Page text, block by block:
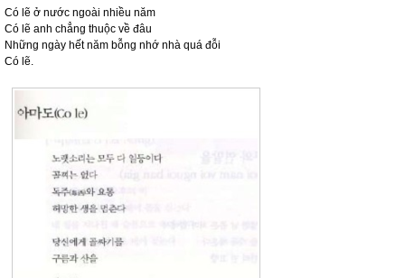
Có lẽ ở nước ngoài nhiều năm
Có lẽ anh chẳng thuộc về đâu
Những ngày hết năm bỗng nhớ nhà quá đỗi
Có lẽ.